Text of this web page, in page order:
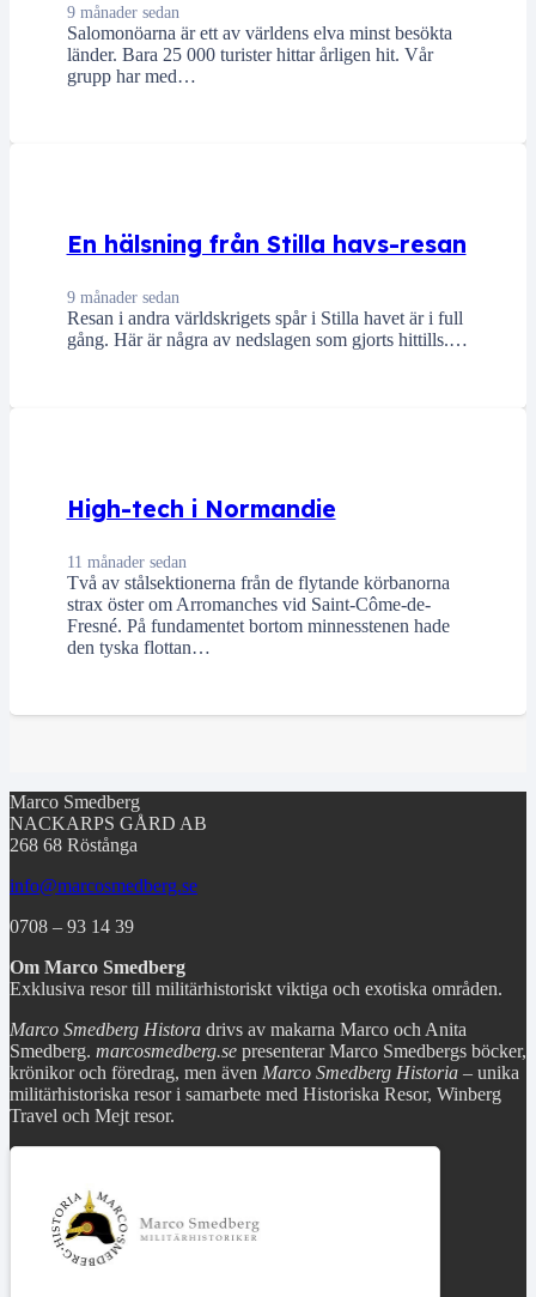
9 månader sedan
Salomonöarna är ett av världens elva minst besökta
länder. Bara 25 000 turister hittar årligen hit. Vår
grupp har med…
En hälsning från Stilla havs-resan
9 månader sedan
Resan i andra världskrigets spår i Stilla havet är i full
gång. Här är några av nedslagen som gjorts hittills.…
High-tech i Normandie
11 månader sedan
Två av stålsektionerna från de flytande körbanorna
strax öster om Arromanches vid Saint-Côme-de-
Fresné. På fundamentet bortom minnesstenen hade
den tyska flottan…
Marco Smedberg
NACKARPS GÅRD AB
268 68 Röstånga
info@marcosmedberg.se
0708 – 93 14 39
Om Marco Smedberg
Exklusiva resor till militärhistoriskt viktiga och exotiska områden.
Marco Smedberg Histora drivs av makarna Marco och Anita
Smedberg. marcosmedberg.se presenterar Marco Smedbergs böcker,
krönikor och föredrag, men även Marco Smedberg Historia – unika
militärhistoriska resor i samarbete med Historiska Resor, Winberg
Travel och Mejt resor.